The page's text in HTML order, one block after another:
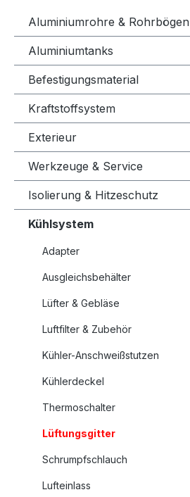
Aluminiumrohre & Rohrbögen
Aluminiumtanks
Befestigungsmaterial
Kraftstoffsystem
Exterieur
Werkzeuge & Service
Isolierung & Hitzeschutz
Kühlsystem
Adapter
Ausgleichsbehälter
Lüfter & Gebläse
Luftfilter & Zubehör
Kühler-Anschweißstutzen
Kühlerdeckel
Thermoschalter
Lüftungsgitter
Schrumpfschlauch
Lufteinlass